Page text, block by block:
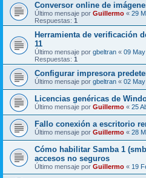
Conversor online de
Último mensaje por Guillermo « 29
Respuestas: 1
Herramienta de verificación
11
Último mensaje por gbeltran « 09
Respuestas: 1
Configurar impresora
Último mensaje por gbeltran « 02
Licencias genéricas de
Último mensaje por Guillermo « 25
Fallo conexión a escritorio
Último mensaje por Guillermo « 28
Cómo habilitar Samba 1
accesos no seguros
Último mensaje por Guillermo « 19